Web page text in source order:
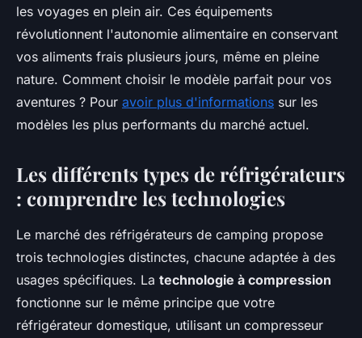
les voyages en plein air. Ces équipements
révolutionnent l'autonomie alimentaire en conservant
vos aliments frais plusieurs jours, même en pleine
nature. Comment choisir le modèle parfait pour vos
aventures ? Pour avoir plus d'informations sur les
modèles les plus performants du marché actuel.
Les différents types de réfrigérateurs
: comprendre les technologies
Le marché des réfrigérateurs de camping propose
trois technologies distinctes, chacune adaptée à des
usages spécifiques. La technologie à compression
fonctionne sur le même principe que votre
réfrigérateur domestique, utilisant un compresseur